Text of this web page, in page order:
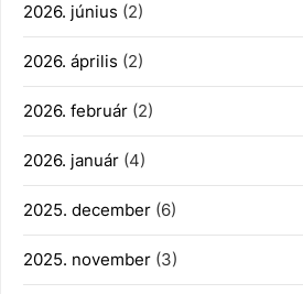
2026. június (2)
2026. április (2)
2026. február (2)
2026. január (4)
2025. december (6)
2025. november (3)